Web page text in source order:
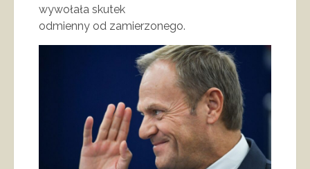
wywołała skutek
odmienny od zamierzonego.